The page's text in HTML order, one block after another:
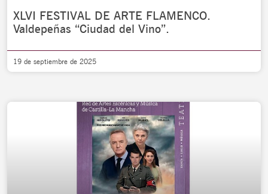
XLVI FESTIVAL DE ARTE FLAMENCO.
Valdepeñas “Ciudad del Vino”.
19 de septiembre de 2025